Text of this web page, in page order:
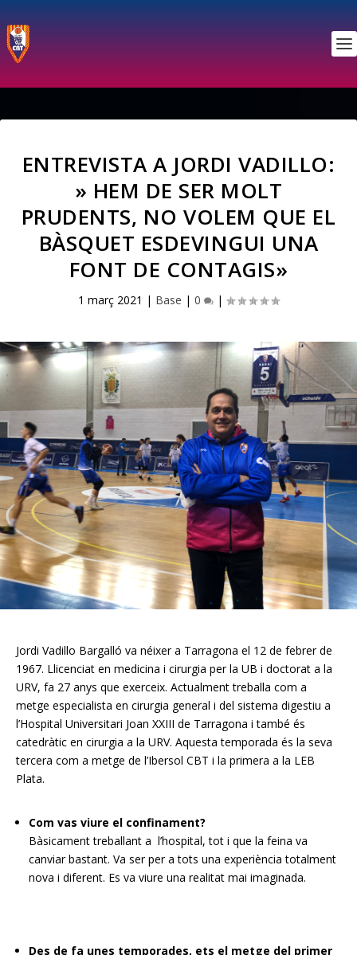
ENTREVISTA A JORDI VADILLO:
» HEM DE SER MOLT
PRUDENTS, NO VOLEM QUE EL
BÀSQUET ESDEVINGUI UNA
FONT DE CONTAGIS»
1 març 2021 | Base | 0 |
Jordi Vadillo Bargalló va néixer a Tarragona el 12 de febrer de
1967. Llicenciat en medicina i cirurgia per la UB i doctorat a la
URV, fa 27 anys que exerceix. Actualment treballa com a
metge especialista en cirurgia general i del sistema digestiu a
l’Hospital Universitari Joan XXIII de Tarragona i també és
catedràtic en cirurgia a la URV. Aquesta temporada és la seva
tercera com a metge de l’Ibersol CBT i la primera a la LEB
Plata.
Com vas viure el confinament?
Bàsicament treballant a l’hospital, tot i que la feina va
canviar bastant. Va ser per a tots una experiència totalment
nova i diferent. Es va viure una realitat mai imaginada.
Des de fa unes temporades, ets el metge del primer